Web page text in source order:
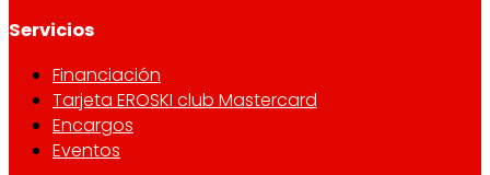
Servicios
Financiación
Tarjeta EROSKI club Mastercard
Encargos
Eventos